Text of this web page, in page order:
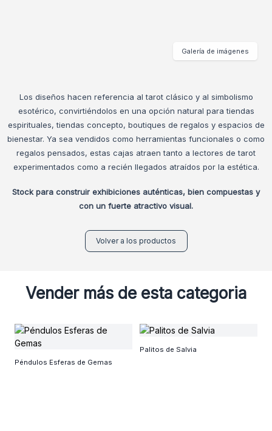
Los diseños hacen referencia al tarot clásico y al simbolismo
esotérico, convirtiéndolos en una opción natural para tiendas
espirituales, tiendas concepto, boutiques de regalos y espacios de
bienestar. Ya sea vendidos como herramientas funcionales o como
regalos pensados, estas cajas atraen tanto a lectores de tarot
experimentados como a recién llegados atraídos por la estética.
Stock para construir exhibiciones auténticas, bien compuestas y
con un fuerte atractivo visual.
Volver a los productos
Galería de imágenes
Vender más de esta categoria
Péndulos Esferas de Gemas
Palitos de Salvia